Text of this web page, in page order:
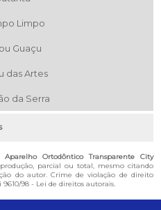
Limpo
Guaçu
das Artes
da Serra
Aparelho Ortodôntico Transparente City
parcial ou total, mesmo citando
do autor. Crime de violação de direito
9610/98 - Lei de direitos autorais.